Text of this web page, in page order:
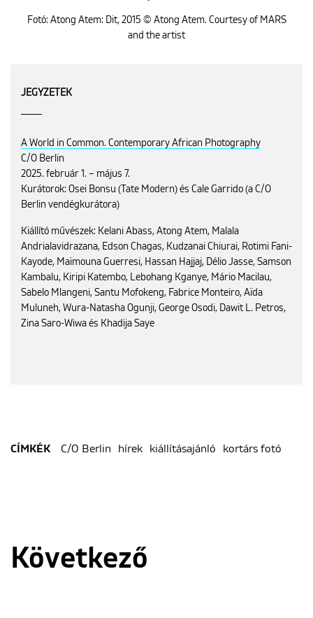
Fotó: Atong Atem: Dit, 2015 © Atong Atem. Courtesy of MARS
and the artist
JEGYZETEK
A World in Common. Contemporary African Photography
C/O Berlin
2025. február 1. – május 7.
Kurátorok: Osei Bonsu (Tate Modern) és Cale Garrido (a C/O
Berlin vendégkurátora)
Kiállító művészek: Kelani Abass, Atong Atem, Malala
Andrialavidrazana, Edson Chagas, Kudzanai Chiurai, Rotimi Fani-
Kayode, Maïmouna Guerresi, Hassan Hajjaj, Délio Jasse, Samson
Kambalu, Kiripi Katembo, Lebohang Kganye, Mário Macilau,
Sabelo Mlangeni, Santu Mofokeng, Fabrice Monteiro, Aïda
Muluneh, Wura-Natasha Ogunji, George Osodi, Dawit L. Petros,
Zina Saro-Wiwa és Khadija Saye
CÍMKÉK C/O Berlin hírek kiállításajánló kortárs fotó
Következő